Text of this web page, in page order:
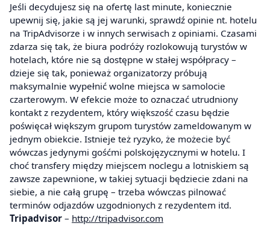
Jeśli decydujesz się na ofertę last minute, koniecznie
upewnij się, jakie są jej warunki, sprawdź opinie nt. hotelu
na TripAdvisorze i w innych serwisach z opiniami. Czasami
zdarza się tak, że biura podróży rozlokowują turystów w
hotelach, które nie są dostępne w stałej współpracy –
dzieje się tak, ponieważ organizatorzy próbują
maksymalnie wypełnić wolne miejsca w samolocie
czarterowym. W efekcie może to oznaczać utrudniony
kontakt z rezydentem, który większość czasu będzie
poświęcał większym grupom turystów zameldowanym w
jednym obiekcie. Istnieje też ryzyko, że możecie być
wówczas jedynymi gośćmi polskojęzycznymi w hotelu. I
choć transfery między miejscem noclegu a lotniskiem są
zawsze zapewnione, w takiej sytuacji będziecie zdani na
siebie, a nie całą grupę – trzeba wówczas pilnować
terminów odjazdów uzgodnionych z rezydentem itd.
Tripadvisor – http://tripadvisor.com